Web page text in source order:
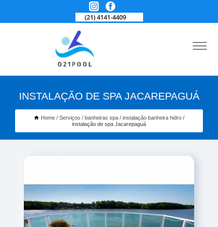
(21) 4141-4409
INSTALAÇÃO DE SPA JACAREPAGUÁ
Home Serviços banheiras spa
instalação banheira hidro
instalação de spa Jacarepaguá